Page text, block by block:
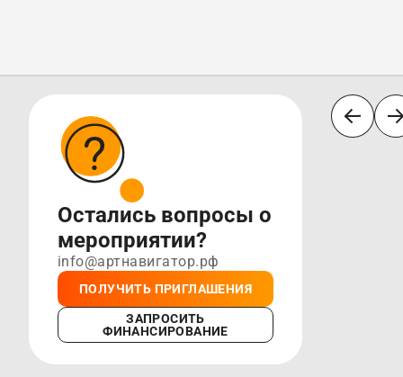
Остались вопросы о
мероприятии?
info@артнавигатор.рф
ПОЛУЧИТЬ ПРИГЛАШЕНИЯ
ЗАПРОСИТЬ
ФИНАНСИРОВАНИЕ